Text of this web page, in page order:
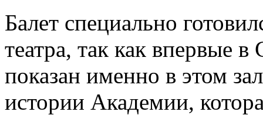
Балет специально
театра, так как впервые
показан именно в этом
истории Академии,